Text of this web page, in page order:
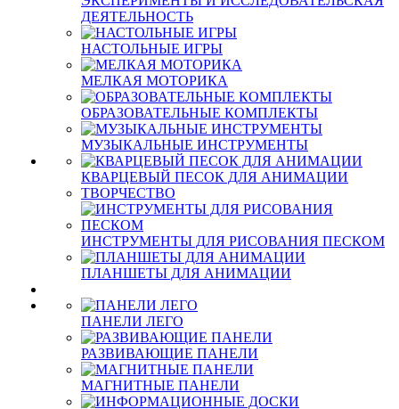
ДЕЯТЕЛЬНОСТЬ
НАСТОЛЬНЫЕ ИГРЫ
МЕЛКАЯ МОТОРИКА
ОБРАЗОВАТЕЛЬНЫЕ КОМПЛЕКТЫ
МУЗЫКАЛЬНЫЕ ИНСТРУМЕНТЫ
КВАРЦЕВЫЙ ПЕСОК ДЛЯ АНИМАЦИИ
ТВОРЧЕСТВО
ИНСТРУМЕНТЫ ДЛЯ РИСОВАНИЯ ПЕСКОМ
ПЛАНШЕТЫ ДЛЯ АНИМАЦИИ
ПАНЕЛИ ЛЕГО
РАЗВИВАЮЩИЕ ПАНЕЛИ
МАГНИТНЫЕ ПАНЕЛИ